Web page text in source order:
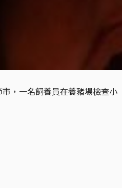
，一名飼養員在養豬場檢查小